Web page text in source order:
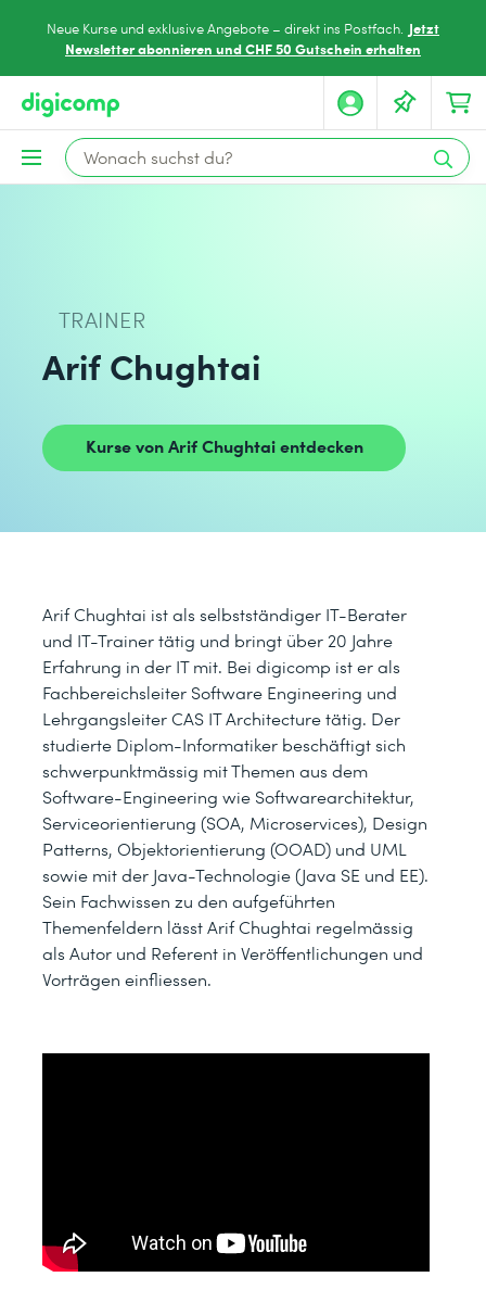
Neue Kurse und exklusive Angebote – direkt ins Postfach. Jetzt
Newsletter abonnieren und CHF 50 Gutschein erhalten
TRAINER
Arif Chughtai
Kurse von Arif Chughtai entdecken
Arif Chughtai ist als selbstständiger IT-Berater
und IT-Trainer tätig und bringt über 20 Jahre
Erfahrung in der IT mit. Bei digicomp ist er als
Fachbereichsleiter Software Engineering und
Lehrgangsleiter CAS IT Architecture tätig. Der
studierte Diplom-Informatiker beschäftigt sich
schwerpunktmässig mit Themen aus dem
Software-Engineering wie Softwarearchitektur,
Serviceorientierung (SOA, Microservices), Design
Patterns, Objektorientierung (OOAD) und UML
sowie mit der Java-Technologie (Java SE und EE).
Sein Fachwissen zu den aufgeführten
Themenfeldern lässt Arif Chughtai regelmässig
als Autor und Referent in Veröffentlichungen und
Vorträgen einfliessen.